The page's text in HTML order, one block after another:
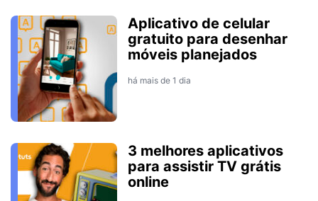
Aplicativo de celular
gratuito para desenhar
móveis planejados
há mais de 1 dia
3 melhores aplicativos
para assistir TV grátis
online